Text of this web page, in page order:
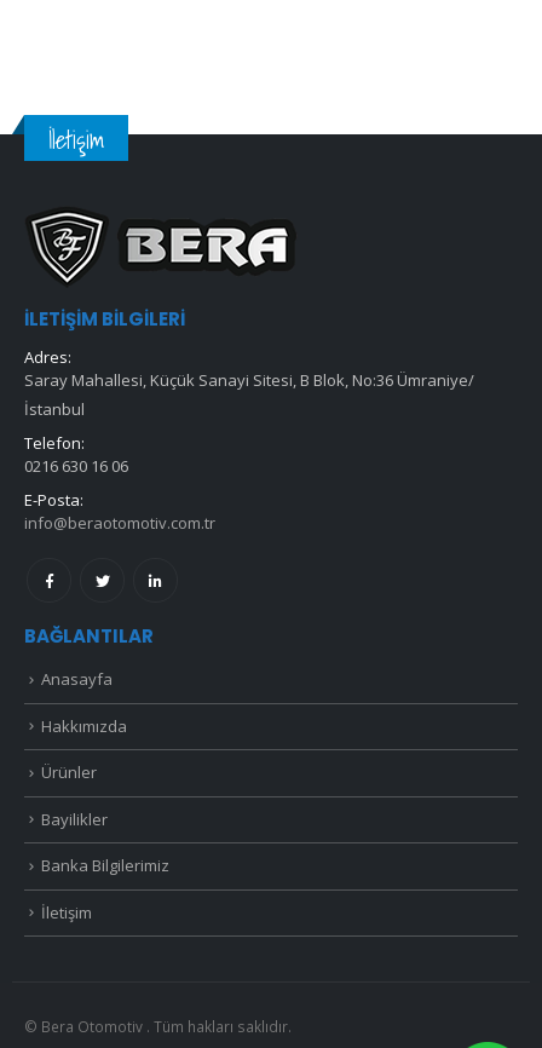
İletişim
İLETIŞIM BILGILERI
Adres:
Saray Mahallesi, Küçük Sanayi Sitesi, B Blok, No:36 Ümraniye/
İstanbul
Telefon:
0216 630 16 06
E-Posta:
info@beraotomotiv.com.tr
BAĞLANTILAR
Anasayfa
Hakkımızda
Ürünler
Bayilikler
Banka Bilgilerimiz
İletişim
© Bera Otomotiv . Tüm hakları saklıdır.